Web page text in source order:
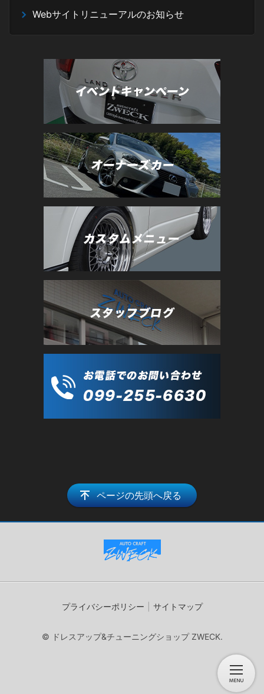
Webサイトリニューアルのお知らせ
ページの先頭へ戻る
プライバシーポリシー サイトマップ
© ドレスアップ&チューニングショップ ZWECK.